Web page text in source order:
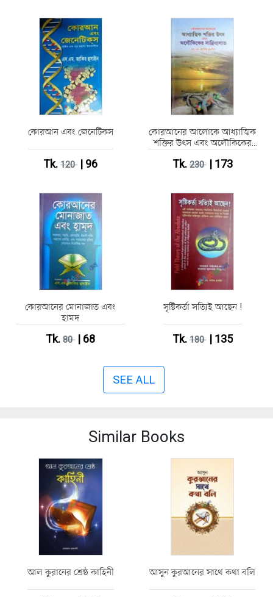
কোরআন এবং জেনেটিকস
Tk.120| 96
কোরআনের আলোকে আধ্যাত্মিক
শক্তির উৎস এবং অলৌকিকের
Tk.230| 173
কোরআনের মোনাজাত এবং
হামদ
Tk.80| 68
সৃষ্টিকর্তা সত্যিই আছেন !
Tk.180| 135
SEE ALL
Similar Books
আল কুরানের শ্রেষ্ঠ কাহিনী আসুন কুরআনের সাথে কথা বলি